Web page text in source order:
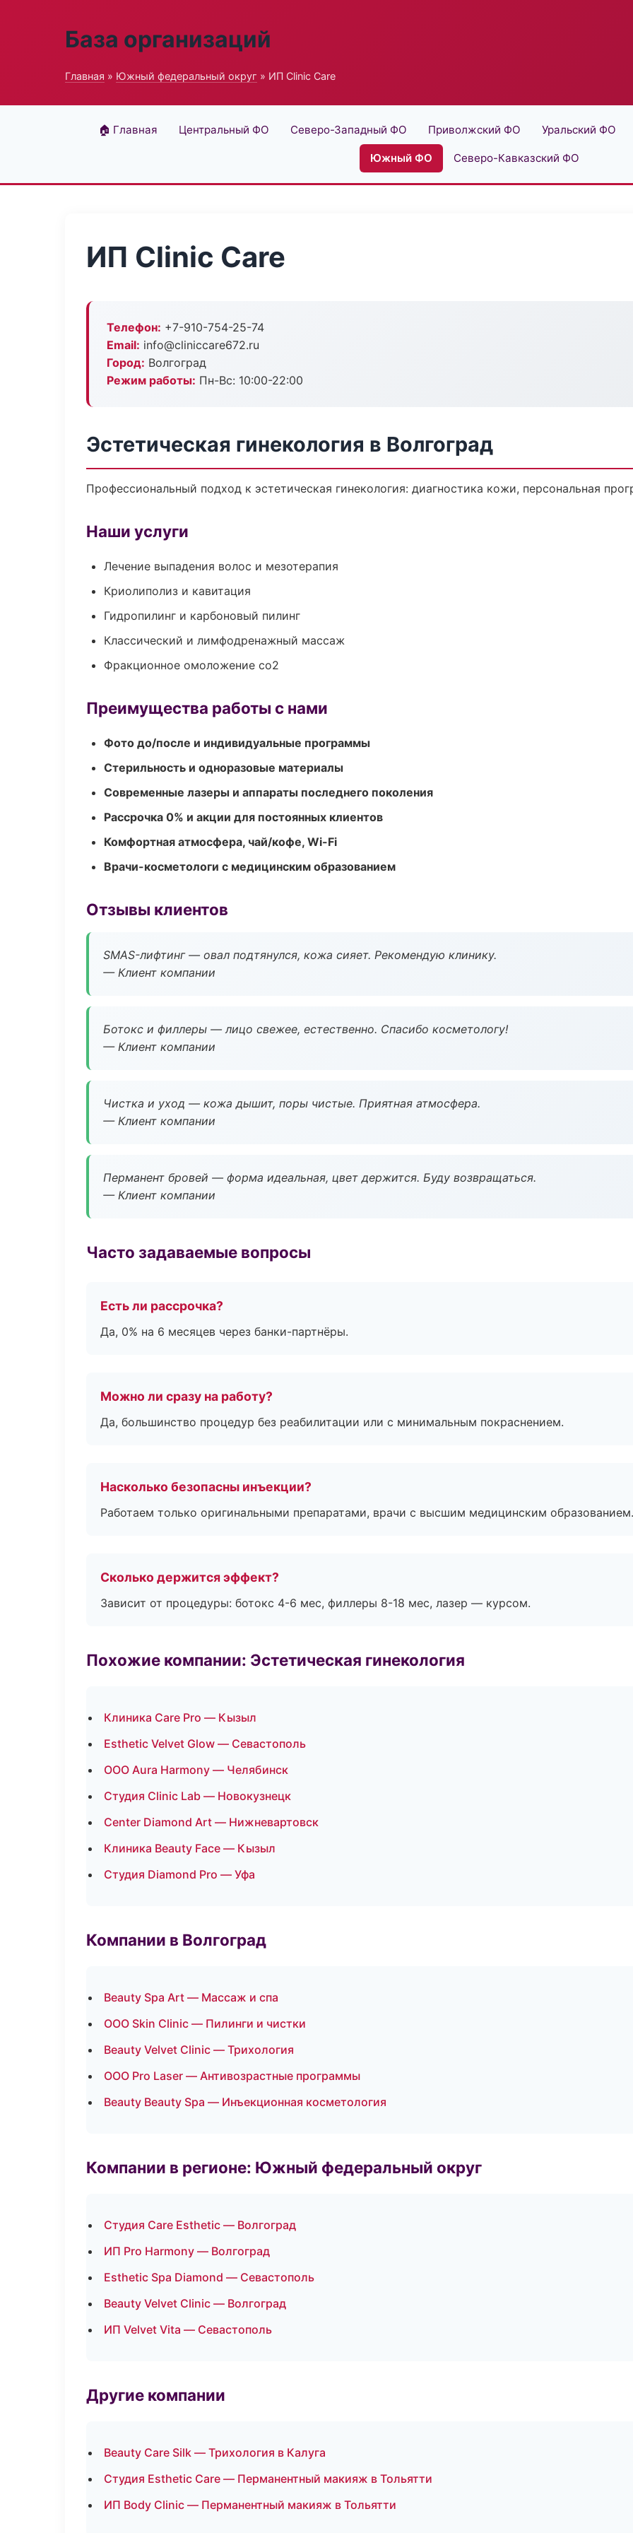
База организаций
Главная » Южный федеральный округ » ИП Clinic Care
🏠 Главная Центральный ФО Северо-Западный ФО Приволжский ФО Уральский ФО
Южный ФО Северо-Кавказский ФО
ИП Clinic Care
Телефон: +7-910-754-25-74
Email: info@cliniccare672.ru
Город: Волгоград
Режим работы: Пн-Вс: 10:00-22:00
Эстетическая гинекология в Волгоград
Профессиональный подход к эстетическая гинекология: диагностика кожи, персональная
Наши услуги
Лечение выпадения волос и мезотерапия
Криолиполиз и кавитация
Гидропилинг и карбоновый пилинг
Классический и лимфодренажный массаж
Фракционное омоложение co2
Преимущества работы с нами
Фото до/после и индивидуальные программы
Стерильность и одноразовые материалы
Современные лазеры и аппараты последнего поколения
Рассрочка 0% и акции для постоянных клиентов
Комфортная атмосфера, чай/кофе, Wi-Fi
Врачи-косметологи с медицинским образованием
Отзывы клиентов
SMAS-лифтинг — овал подтянулся, кожа сияет. Рекомендую клинику.
— Клиент компании
Ботокс и филлеры — лицо свежее, естественно. Спасибо косметологу!
— Клиент компании
Чистка и уход — кожа дышит, поры чистые. Приятная атмосфера.
— Клиент компании
Перманент бровей — форма идеальная, цвет держится. Буду возвращаться.
— Клиент компании
Часто задаваемые вопросы
Есть ли рассрочка?
Да, 0% на 6 месяцев через банки-партнёры.
Можно ли сразу на работу?
Да, большинство процедур без реабилитации или с минимальным покраснением.
Насколько безопасны инъекции?
Работаем только оригинальными препаратами, врачи с высшим медицинским образованием.
Сколько держится эффект?
Зависит от процедуры: ботокс 4-6 мес, филлеры 8-18 мес, лазер — курсом.
Похожие компании: Эстетическая гинекология
Клиника Care Pro — Кызыл
Esthetic Velvet Glow — Севастополь
ООО Aura Harmony — Челябинск
Студия Clinic Lab — Новокузнецк
Center Diamond Art — Нижневартовск
Клиника Beauty Face — Кызыл
Студия Diamond Pro — Уфа
Компании в Волгоград
Beauty Spa Art — Массаж и спа
ООО Skin Clinic — Пилинги и чистки
Beauty Velvet Clinic — Трихология
ООО Pro Laser — Антивозрастные программы
Beauty Beauty Spa — Инъекционная косметология
Компании в регионе: Южный федеральный округ
Студия Care Esthetic — Волгоград
ИП Pro Harmony — Волгоград
Esthetic Spa Diamond — Севастополь
Beauty Velvet Clinic — Волгоград
ИП Velvet Vita — Севастополь
Другие компании
Beauty Care Silk — Трихология в Калуга
Студия Esthetic Care — Перманентный макияж в Тольятти
ИП Body Clinic — Перманентный макияж в Тольятти